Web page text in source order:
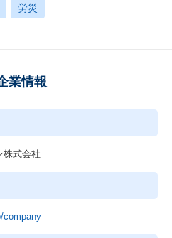
労災
業情報
株式会社
company